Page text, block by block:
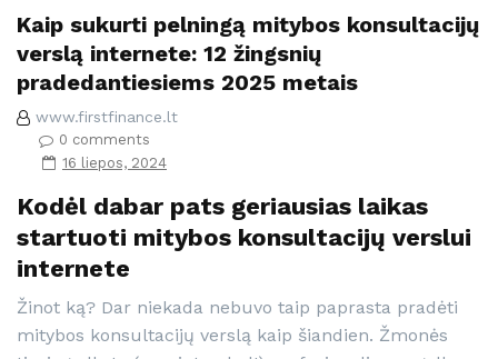
Kaip sukurti pelningą mitybos konsultacijų
verslą internete: 12 žingsnių
pradedantiesiems 2025 metais
www.firstfinance.lt
0 comments
16 liepos, 2024
Kodėl dabar pats geriausias laikas
startuoti mitybos konsultacijų verslui
internete
Žinot ką? Dar niekada nebuvo taip paprasta pradėti
mitybos konsultacijų verslą kaip šiandien. Žmonės